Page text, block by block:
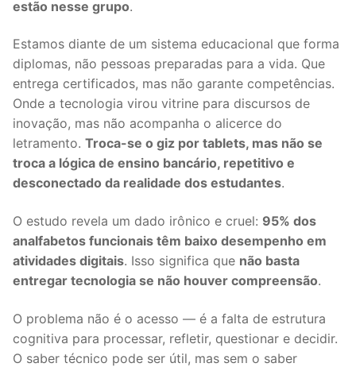
estão nesse grupo.
Estamos diante de um sistema educacional que forma
diplomas, não pessoas preparadas para a vida. Que
entrega certificados, mas não garante competências.
Onde a tecnologia virou vitrine para discursos de
inovação, mas não acompanha o alicerce do
letramento. Troca-se o giz por tablets, mas não se
troca a lógica de ensino bancário, repetitivo e
desconectado da realidade dos estudantes.
O estudo revela um dado irônico e cruel: 95% dos
analfabetos funcionais têm baixo desempenho em
atividades digitais. Isso significa que não basta
entregar tecnologia se não houver compreensão.
O problema não é o acesso — é a falta de estrutura
cognitiva para processar, refletir, questionar e decidir.
O saber técnico pode ser útil, mas sem o saber